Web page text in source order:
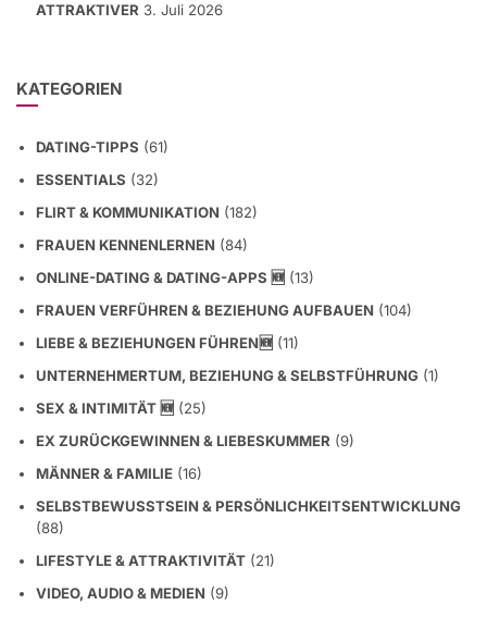
ATTRAKTIVER 3. Juli 2026
KATEGORIEN
DATING-TIPPS (61)
ESSENTIALS (32)
FLIRT & KOMMUNIKATION (182)
FRAUEN KENNENLERNEN (84)
ONLINE-DATING & DATING-APPS 🆕 (13)
FRAUEN VERFÜHREN & BEZIEHUNG AUFBAUEN (104)
LIEBE & BEZIEHUNGEN FÜHREN🆕 (11)
UNTERNEHMERTUM, BEZIEHUNG & SELBSTFÜHRUNG (1)
SEX & INTIMITÄT 🆕 (25)
EX ZURÜCKGEWINNEN & LIEBESKUMMER (9)
MÄNNER & FAMILIE (16)
SELBSTBEWUSSTSEIN & PERSÖNLICHKEITSENTWICKLUNG
(88)
LIFESTYLE & ATTRAKTIVITÄT (21)
VIDEO, AUDIO & MEDIEN (9)